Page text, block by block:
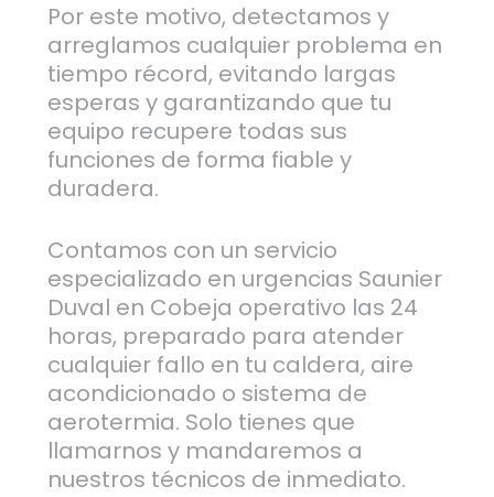
Por este motivo, detectamos y
arreglamos cualquier problema en
tiempo récord, evitando largas
esperas y garantizando que tu
equipo recupere todas sus
funciones de forma fiable y
duradera.
Contamos con un servicio
especializado en urgencias Saunier
Duval en Cobeja operativo las 24
horas, preparado para atender
cualquier fallo en tu caldera, aire
acondicionado o sistema de
aerotermia. Solo tienes que
llamarnos y mandaremos a
nuestros técnicos de inmediato.